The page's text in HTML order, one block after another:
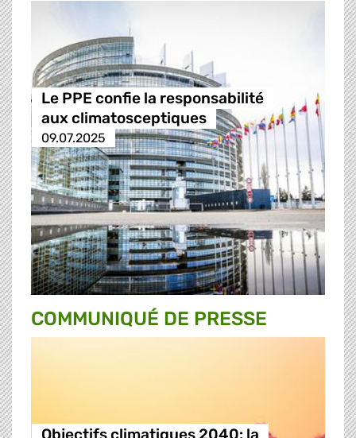
Le PPE confie la responsabilité
aux climatosceptiques
09.07.2025
COMMUNIQUÉ DE PRESSE